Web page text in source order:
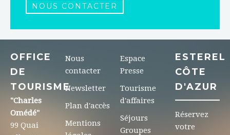
NOUS CONTACTER
OFFICE
DE
TOURISME
"Charles
Omédé"
99 Quai
Nous
contacter
Newsletter
Plan d'accès
Mentions
Espace
Presse
Tourisme
d'affaires
Séjours
Groupes
ESTEREL
CÔTE
D'AZUR
Réservez
votre